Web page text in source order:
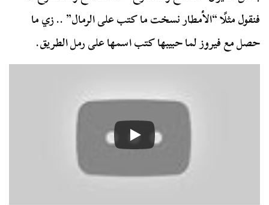
فنقول مثلًا “الأمطار نسخت ما كتب على الرمال” .. زي ما
حصل مع فيروز لما حبيبها كتب اسمها على رمل الطريق.